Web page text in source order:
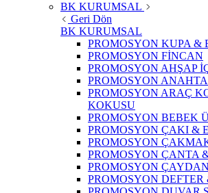
BK KURUMSAL
Geri Dön
BK KURUMSAL
PROMOSYON KUPA &
PROMOSYON FİNCAN
PROMOSYON AHŞAP
PROMOSYON
PROMOSYON ARAÇ
KOKUSU
PROMOSYON BEBEK
PROMOSYON ÇAKI &
PROMOSYON
PROMOSYON ÇANTA
PROMOSYON
PROMOSYON